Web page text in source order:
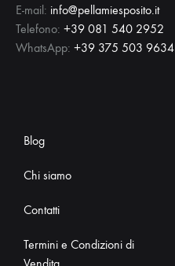
E-mail: info@pellamiesposito.it
Telefono: +39 081 540 2952
WhatsApp: +39 375 503 9634
Blog
Chi siamo
Contatti
Termini e Condizioni di